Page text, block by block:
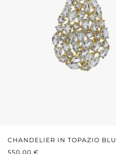
CHANDELIER IN TOPAZIO BLU
PREZZO NORMALE:
550,00 €